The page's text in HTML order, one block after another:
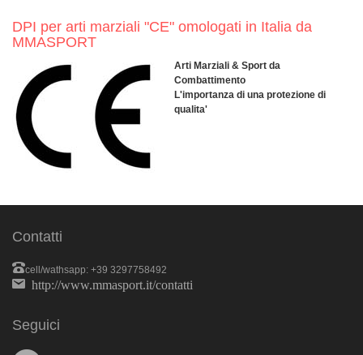
DPI per arti marziali "CE" omologati in Italia da
MMASPORT
Arti Marziali & Sport da
Combattimento
L'importanza di una protezione di
qualita'
Contatti
cell/wathsapp: +39 3297758492
http://www.mmasport.it/contatti
Seguici